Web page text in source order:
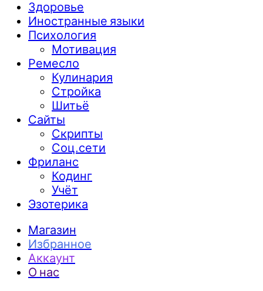
Здоровье
Иностранные языки
Психология
Мотивация
Ремесло
Кулинария
Стройка
Шитьё
Сайты
Скрипты
Соц.сети
Фриланс
Кодинг
Учёт
Эзотерика
Магазин
Избранное
Аккаунт
О нас